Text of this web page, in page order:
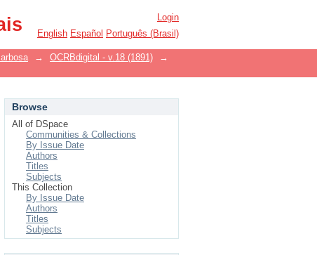
Login
English Español Português (Brasil)
→ OCRBdigital - v.18 (1891)
→
Browse
All of DSpace
Communities & Collections
By Issue Date
Authors
Titles
Subjects
This Collection
By Issue Date
Authors
Titles
Subjects